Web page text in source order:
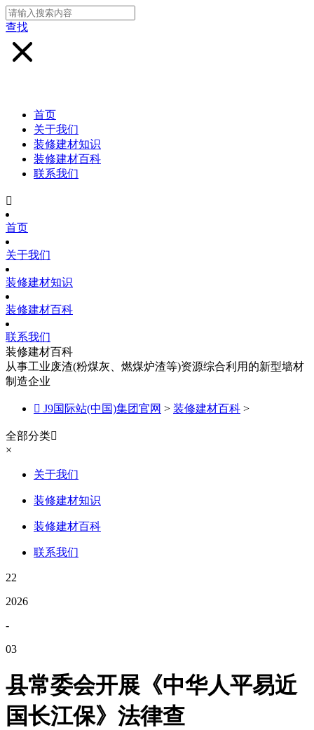
查找
首页
关于我们
装修建材知识
装修建材百科
联系我们

首页
关于我们
装修建材知识
装修建材百科
联系我们
装修建材百科
从事工业废渣(粉煤灰、燃煤炉渣等)资源综合利用的新型墙材
制造企业
 J9国际站(中国)集团官网 > 装修建材百科 >
全部分类
×
关于我们
装修建材知识
装修建材百科
联系我们
22
2026
-
03
县常委会开展《中华人平易近
国长江保》法律查